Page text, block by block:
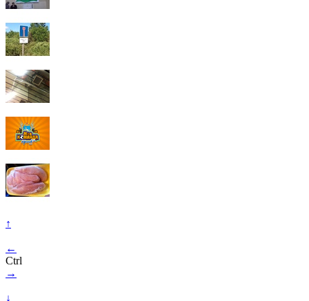
↑
←
Ctrl
→
↓